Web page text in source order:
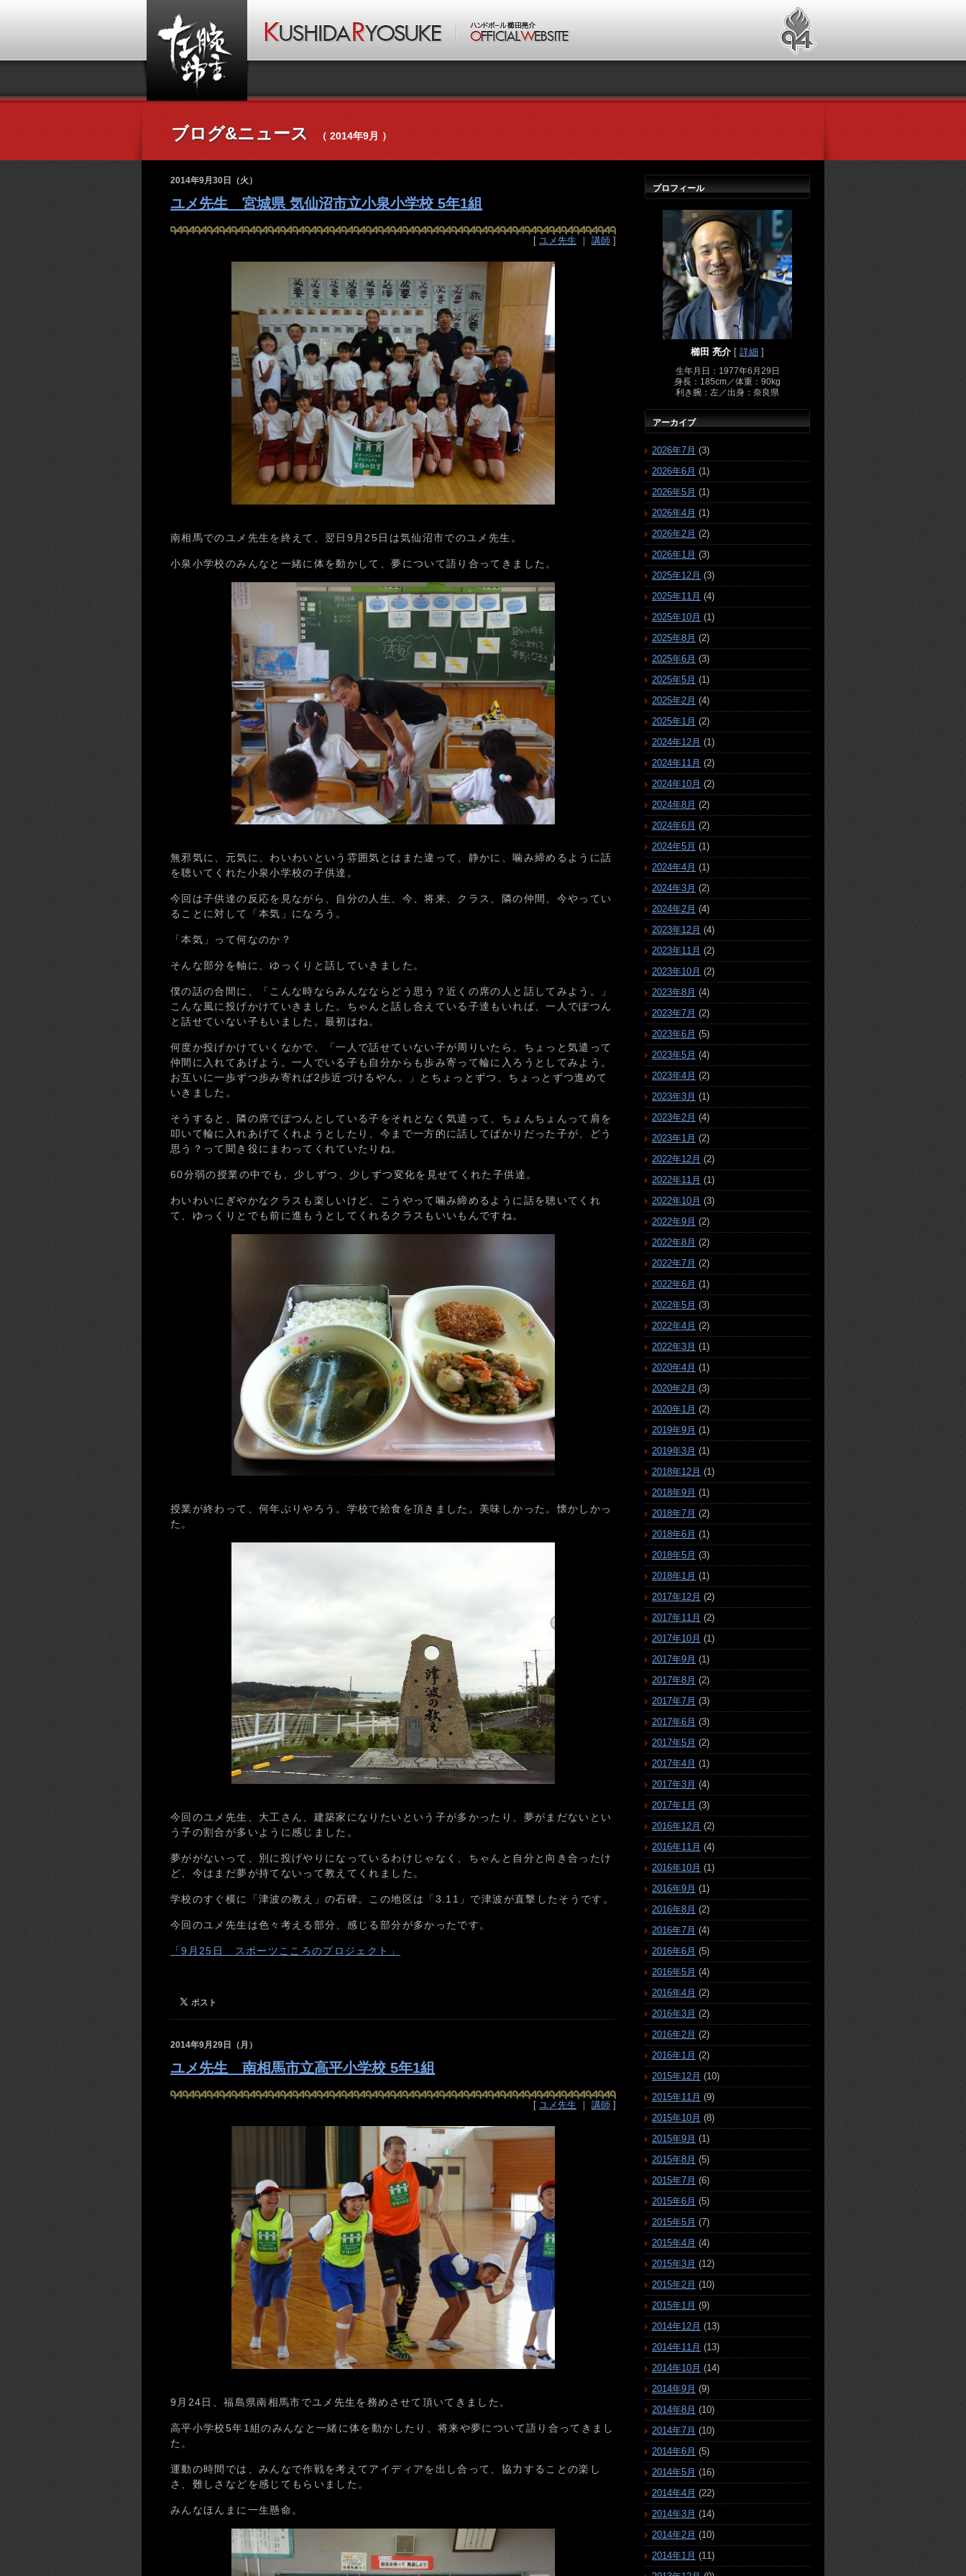
ブログ&ニュース （ 2014年9月 ）
2014年9月30日（火）
ユメ先生 宮城県 気仙沼市立小泉小学校 5年1組
[ ユメ先生 ｜ 講師 ]
南相馬でのユメ先生を終えて、翌日9月25日は気仙沼市でのユメ先生。
小泉小学校のみんなと一緒に体を動かして、夢について語り合ってきました。
無邪気に、元気に、わいわいという雰囲気とはまた違って、静かに、噛み締めるように話
を聴いてくれた小泉小学校の子供達。
今回は子供達の反応を見ながら、自分の人生、今、将来、クラス、隣の仲間、今やってい
ることに対して「本気」になろう。
「本気」って何なのか？
そんな部分を軸に、ゆっくりと話していきました。
僕の話の合間に、「こんな時ならみんなならどう思う？近くの席の人と話してみよう。」
こんな風に投げかけていきました。ちゃんと話し合えている子達もいれば、一人でぽつん
と話せていない子もいました。最初はね。
何度か投げかけていくなかで、「一人で話せていない子が周りいたら、ちょっと気遣って
仲間に入れてあげよう。一人でいる子も自分からも歩み寄って輪に入ろうとしてみよう。
お互いに一歩ずつ歩み寄れば2歩近づけるやん。」とちょっとずつ、ちょっとずつ進めて
いきました。
そうすると、隣の席でぽつんとしている子をそれとなく気遣って、ちょんちょんって肩を
叩いて輪に入れあげてくれようとしたり、今まで一方的に話してばかりだった子が、どう
思う？って聞き役にまわってくれていたりね。
60分弱の授業の中でも、少しずつ、少しずつ変化を見せてくれた子供達。
わいわいにぎやかなクラスも楽しいけど、こうやって噛み締めるように話を聴いてくれ
て、ゆっくりとでも前に進もうとしてくれるクラスもいいもんですね。
授業が終わって、何年ぶりやろう。学校で給食を頂きました。美味しかった。懐かしかっ
た。
今回のユメ先生、大工さん、建築家になりたいという子が多かったり、夢がまだないとい
う子の割合が多いように感じました。
夢ががないって、別に投げやりになっているわけじゃなく、ちゃんと自分と向き合ったけ
ど、今はまだ夢が持てないって教えてくれました。
学校のすぐ横に「津波の教え」の石碑。この地区は「3.11」で津波が直撃したそうです。
今回のユメ先生は色々考える部分、感じる部分が多かったです。
「9月25日 スポーツこころのプロジェクト」
2014年9月29日（月）
ユメ先生 南相馬市立高平小学校 5年1組
[ ユメ先生 ｜ 講師 ]
9月24日、福島県南相馬市でユメ先生を務めさせて頂いてきました。
高平小学校5年1組のみんなと一緒に体を動かしたり、将来や夢について語り合ってきまし
た。
運動の時間では、みんなで作戦を考えてアイディアを出し合って、協力することの楽し
さ、難しさなどを感じてもらいました。
みんなほんまに一生懸命。
プロフィール
櫛田 亮介 [ 詳細 ]
生年月日：1977年6月29日
身長：185cm／体重：90kg
利き腕：左／出身：奈良県
アーカイブ
2026年7月 (3)
2026年6月 (1)
2026年5月 (1)
2026年4月 (1)
2026年2月 (2)
2026年1月 (3)
2025年12月 (3)
2025年11月 (4)
2025年10月 (1)
2025年8月 (2)
2025年6月 (3)
2025年5月 (1)
2025年2月 (4)
2025年1月 (2)
2024年12月 (1)
2024年11月 (2)
2024年10月 (2)
2024年8月 (2)
2024年6月 (2)
2024年5月 (1)
2024年4月 (1)
2024年3月 (2)
2024年2月 (4)
2023年12月 (4)
2023年11月 (2)
2023年10月 (2)
2023年8月 (4)
2023年7月 (2)
2023年6月 (5)
2023年5月 (4)
2023年4月 (2)
2023年3月 (1)
2023年2月 (4)
2023年1月 (2)
2022年12月 (2)
2022年11月 (1)
2022年10月 (3)
2022年9月 (2)
2022年8月 (2)
2022年7月 (2)
2022年6月 (1)
2022年5月 (3)
2022年4月 (2)
2022年3月 (1)
2020年4月 (1)
2020年2月 (3)
2020年1月 (2)
2019年9月 (1)
2019年3月 (1)
2018年12月 (1)
2018年9月 (1)
2018年7月 (2)
2018年6月 (1)
2018年5月 (3)
2018年1月 (1)
2017年12月 (2)
2017年11月 (2)
2017年10月 (1)
2017年9月 (1)
2017年8月 (2)
2017年7月 (3)
2017年6月 (3)
2017年5月 (2)
2017年4月 (1)
2017年3月 (4)
2017年1月 (3)
2016年12月 (2)
2016年11月 (4)
2016年10月 (1)
2016年9月 (1)
2016年8月 (2)
2016年7月 (4)
2016年6月 (5)
2016年5月 (4)
2016年4月 (2)
2016年3月 (2)
2016年2月 (2)
2016年1月 (2)
2015年12月 (10)
2015年11月 (9)
2015年10月 (8)
2015年9月 (1)
2015年8月 (5)
2015年7月 (6)
2015年6月 (5)
2015年5月 (7)
2015年4月 (4)
2015年3月 (12)
2015年2月 (10)
2015年1月 (9)
2014年12月 (13)
2014年11月 (13)
2014年10月 (14)
2014年9月 (9)
2014年8月 (10)
2014年7月 (10)
2014年6月 (5)
2014年5月 (16)
2014年4月 (22)
2014年3月 (14)
2014年2月 (10)
2014年1月 (11)